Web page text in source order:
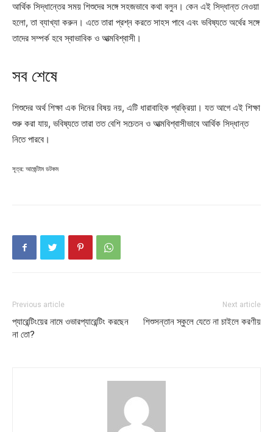
আর্থিক সিদ্ধান্তের সময় শিশুদের সঙ্গে সহজভাবে কথা বলুন। কেন এই সিদ্ধান্ত নেওয়া
হলো, তা ব্যাখ্যা করুন। এতে তারা প্রশ্ন করতে সাহস পাবে এবং ভবিষ্যতে অর্থের সঙ্গে
তাদের সম্পর্ক হবে স্বাভাবিক ও আত্মবিশ্বাসী।
সব শেষে
শিশুদের অর্থ শিক্ষা এক দিনের বিষয় নয়, এটি ধারাবাহিক প্রক্রিয়া। যত আগে এই শিক্ষা
শুরু করা যায়, ভবিষ্যতে তারা তত বেশি সচেতন ও আত্মবিশ্বাসীভাবে আর্থিক সিদ্ধান্ত
নিতে পারবে।
সূত্র: আর্জেন্টাম ডটকম
Previous article
প্যারেন্টিংয়ের নামে ওভারপ্যারেন্টিং করছেন
না তো?
Next article
শিশুসন্তান স্কুলে যেতে না চাইলে করণীয়